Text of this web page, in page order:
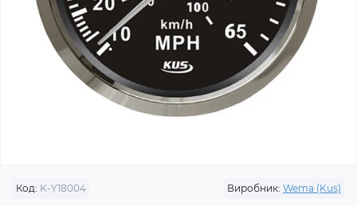
Код: K-Y18004 Виробник: Wema (Kus)